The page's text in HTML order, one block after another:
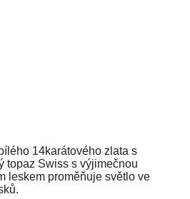
14karátového zlata s
topaz Swiss s výjimečnou
leskem proměňuje světlo ve